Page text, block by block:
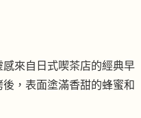
來自日式喫茶店的經典早
，表面塗滿香甜的蜂蜜和